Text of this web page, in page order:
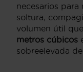
necesarios
soltura,
volumen útil
metros cúbicos
sobreelevada